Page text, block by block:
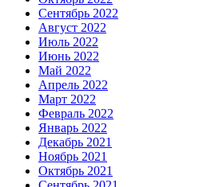
Сентябрь 2022
Август 2022
Июль 2022
Июнь 2022
Май 2022
Апрель 2022
Март 2022
Февраль 2022
Январь 2022
Декабрь 2021
Ноябрь 2021
Октябрь 2021